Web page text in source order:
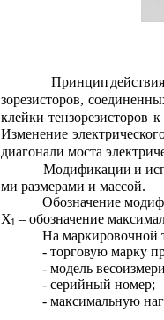
Принцип действия
зорезисторов,
клейки тензорезисторов к
Изменение
диагонали моста
Модификации и
ми размерами и массой.
Обозначение
X1 – обозначение
На маркировочной
- торговую марку
- модель
- серийный номер;
- максимальную